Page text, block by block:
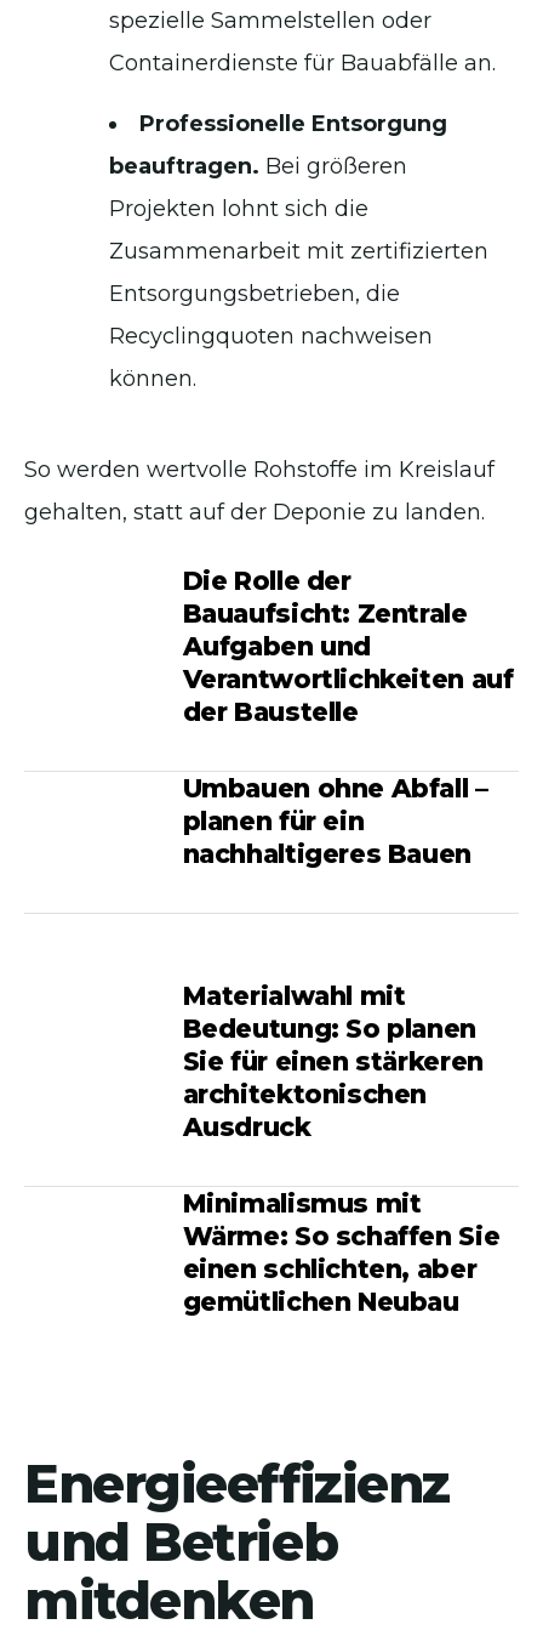
spezielle Sammelstellen oder
Containerdienste für Bauabfälle an.
Professionelle Entsorgung
beauftragen. Bei größeren
Projekten lohnt sich die
Zusammenarbeit mit zertifizierten
Entsorgungsbetrieben, die
Recyclingquoten nachweisen
können.
So werden wertvolle Rohstoffe im Kreislauf
gehalten, statt auf der Deponie zu landen.
Die Rolle der
Bauaufsicht: Zentrale
Aufgaben und
Verantwortlichkeiten auf
der Baustelle
Umbauen ohne Abfall –
planen für ein
nachhaltigeres Bauen
Materialwahl mit
Bedeutung: So planen
Sie für einen stärkeren
architektonischen
Ausdruck
Minimalismus mit
Wärme: So schaffen Sie
einen schlichten, aber
gemütlichen Neubau
Energieeffizienz
und Betrieb
mitdenken